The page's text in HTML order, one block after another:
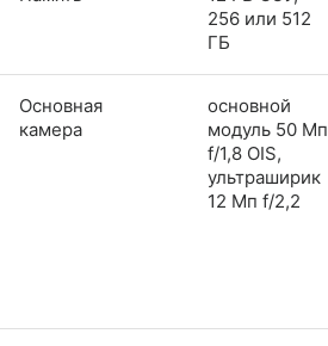
256 или 512
ГБ
Основная
камера
основной
модуль 50 Мп
f/1,8 OIS,
ультраширик
12 Мп f/2,2